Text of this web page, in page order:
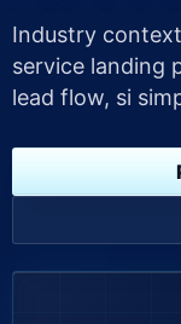
Industry
service landing
lead flow, si